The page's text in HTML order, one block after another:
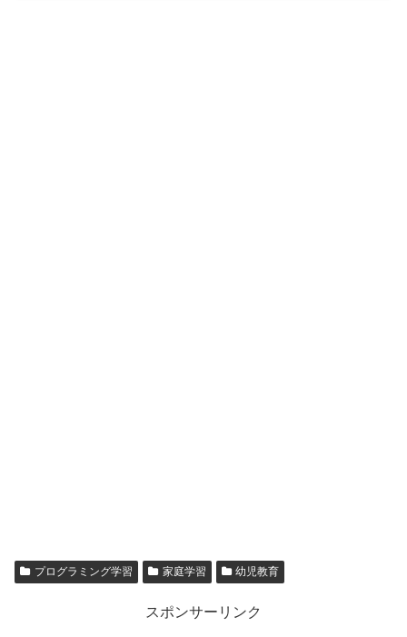
プログラミング学習 家庭学習 幼児教育
スポンサーリンク